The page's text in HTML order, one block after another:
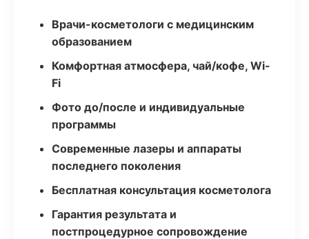
Врачи-косметологи с медицинским
образованием
Комфортная атмосфера, чай/кофе, Wi-
Fi
Фото до/после и индивидуальные
программы
Современные лазеры и аппараты
последнего поколения
Бесплатная консультация косметолога
Гарантия результата и
постпроцедурное сопровождение